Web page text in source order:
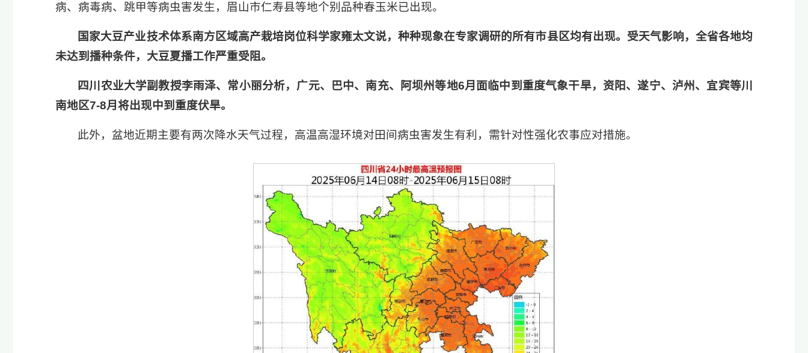
病、病毒病、跳甲等病虫害发生，眉山市仁寿县等地个别品种春玉米已出现。
国家大豆产业技术体系南方区域高产栽培岗位科学家雍太文说，种种现象在专家调研的所有市县区均有出现。受天气影响，全省各地均
未达到播种条件，大豆夏播工作严重受阻。
四川农业大学副教授李雨泽、常小丽分析，广元、巴中、南充、阿坝州等地6月面临中到重度气象干旱，资阳、遂宁、泸州、宜宾等川
南地区7-8月将出现中到重度伏旱。
此外，盆地近期主要有两次降水天气过程，高温高湿环境对田间病虫害发生有利，需针对性强化农事应对措施。